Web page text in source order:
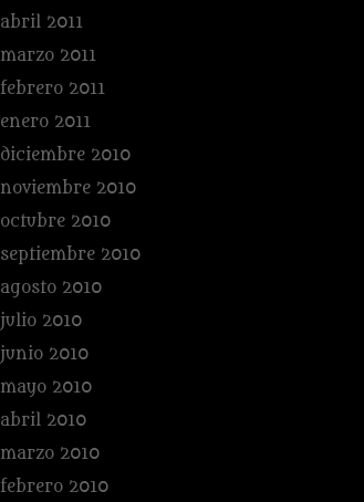
abril 2011
marzo 2011
febrero 2011
enero 2011
diciembre 2010
noviembre 2010
octubre 2010
septiembre 2010
agosto 2010
julio 2010
junio 2010
mayo 2010
abril 2010
marzo 2010
febrero 2010